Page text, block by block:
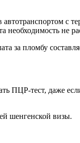
с
не
за пломбу
ПЦР-тест, даже
шенгенской визы.